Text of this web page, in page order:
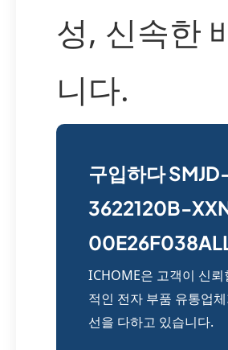
성, 신속한
니다.
구입하다
3622120B-
ICHOME은 고객이 신뢰
적인 전자 부품 유통업
선을 다하고 있습니다.